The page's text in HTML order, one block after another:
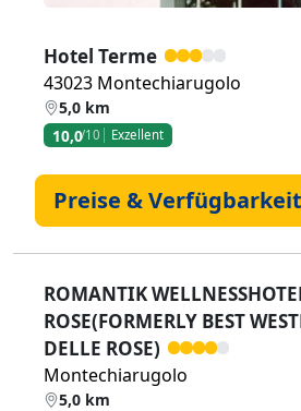
Hotel Terme
43023 Montechiarugolo
5,0 km
10,0/10 Exzellent
Preise &
ROMANTIK
ROSE(FORMERLY BEST
DELLE ROSE)
Montechiarugolo
5,0 km